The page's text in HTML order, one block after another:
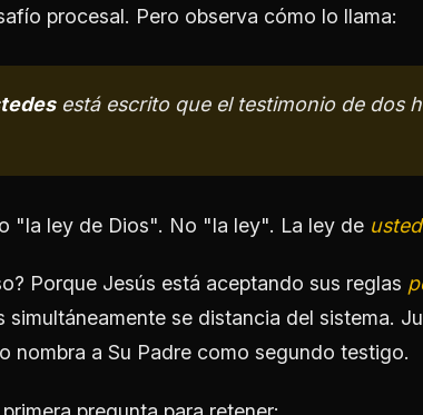
procesal. Pero observa cómo lo llama:
está escrito que el testimonio de dos
"la ley de Dios". No "la ley". La ley de
Porque Jesús está aceptando sus reglas
simultáneamente se distancia del sistema.
nombra a Su Padre como segundo testigo.